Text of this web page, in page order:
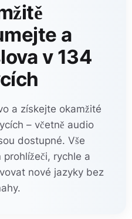
a
v 134
a získejte okamžité
– včetně audio
dostupné. Vše
prohlížeči, rychle a
nové jazyky bez